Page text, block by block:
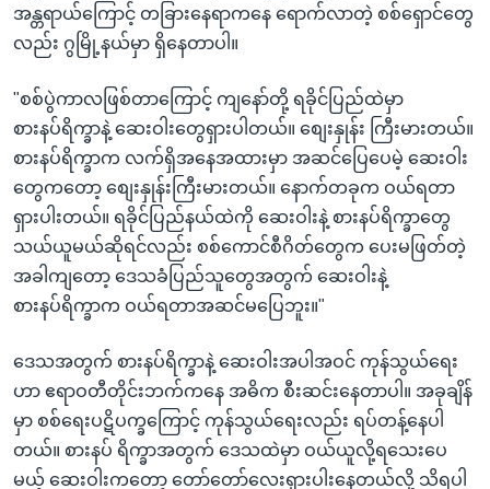
အန္တရာယ်ကြောင့် တခြားနေရာကနေ ရောက်လာတဲ့ စစ်ရှောင်တွေ
လည်း ဂွမြို့နယ်မှာ ရှိနေတာပါ။
"စစ်ပွဲကာလဖြစ်တာကြောင့် ကျနော်တို့ ရခိုင်ပြည်ထဲမှာ
စားနပ်ရိက္ခာနဲ့ ဆေးဝါးတွေရှားပါတယ်။ စျေးနှုန်း ကြီးမားတယ်။
စားနပ်ရိက္ခာက လက်ရှိအနေအထားမှာ အဆင်ပြေပေမဲ့ ဆေးဝါး
တွေကတော့ စျေးနှုန်းကြီးမားတယ်။ နောက်တခုက ဝယ်ရတာ
ရှားပါးတယ်။ ရခိုင်ပြည်နယ်ထဲကို ဆေးဝါးနဲ့ စားနပ်ရိက္ခာတွေ
သယ်ယူမယ်ဆိုရင်လည်း စစ်ကောင်စီဂိတ်တွေက ပေးမဖြတ်တဲ့
အခါကျတော့ ဒေသခံပြည်သူတွေအတွက် ဆေးဝါးနဲ့
စားနပ်ရိက္ခာက ဝယ်ရတာအဆင်မပြေဘူး။"
ဒေသအတွက် စားနပ်ရိက္ခာနဲ့ ဆေးဝါးအပါအဝင် ကုန်သွယ်ရေး
ဟာ ဧရာဝတီတိုင်းဘက်ကနေ အဓိက စီးဆင်းနေတာပါ။ အခုချိန်
မှာ စစ်ရေးပဋိပက္ခကြောင့် ကုန်သွယ်ရေးလည်း ရပ်တန့်နေပါ
တယ်။ စားနပ် ရိက္ခာအတွက် ဒေသထဲမှာ ဝယ်ယူလို့ရသေးပေ
မယ့် ဆေးဝါးကတော့ တော်တော်လေးရှားပါးနေတယ်လို့ သိရပါ